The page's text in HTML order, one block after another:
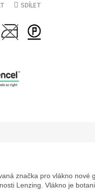
SDÍLET
značka pro vlákno nové
Lenzing. Vlákno je